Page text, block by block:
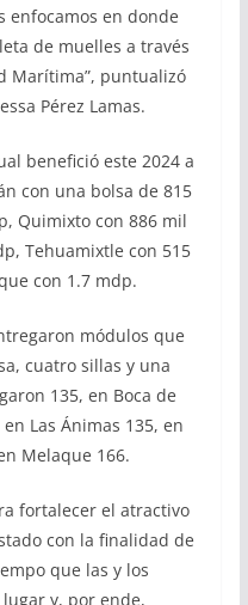
enfocamos en donde
de muelles a través
Marítima”, puntualizó
Pérez Lamas.
benefició este 2024 a
con una bolsa de 815
Quimixto con 886 mil
Tehuamixtle con 515
con 1.7 mdp.
módulos que
cuatro sillas y una
135, en Boca de
Las Ánimas 135, en
Melaque 166.
fortalecer el atractivo
con la finalidad de
que las y los
y, por ende,